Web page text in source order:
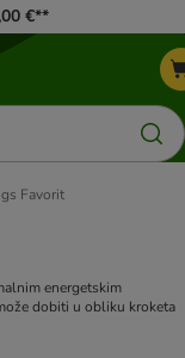
€**
Favorit
energetskim
dobiti u obliku kroketa